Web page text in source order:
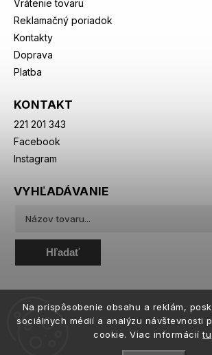
Na prispôsobenie obsahu a reklám,
sociálnych médií a analýzu návštevnosti
cookie. Viac informáciítu
Vrátenie tovaru
Reklamačný poriadok
Kontakty
Doprava
Platba
KONTAKT
221 201 343
Facebook
Instagram
VYHĽADÁVANIE
Hľadať